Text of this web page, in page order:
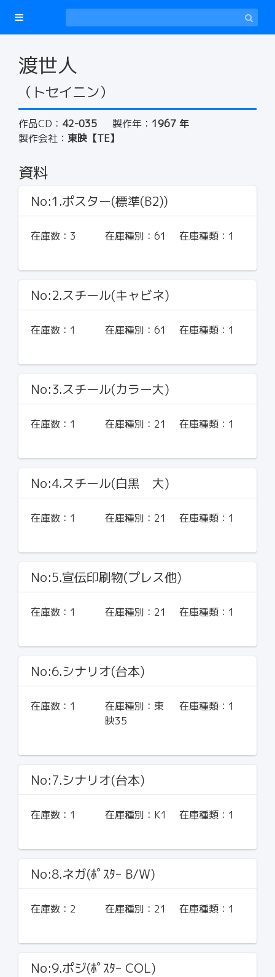
渡世人
（トセイニン）
作品CD： 42-035 製作年： 1967 年
製作会社： 東映【TE】
資料
No:1.ポスター(標準(B2))
在庫数： 3 在庫種別： 61 在庫種類： 1
No:2.スチール(キャビネ)
在庫数： 1 在庫種別： 61 在庫種類： 1
No:3.スチール(カラー大)
在庫数： 1 在庫種別： 21 在庫種類： 1
No:4.スチール(白黒 大)
在庫数： 1 在庫種別： 21 在庫種類： 1
No:5.宣伝印刷物(プレス他)
在庫数： 1 在庫種別： 21 在庫種類： 1
No:6.シナリオ(台本)
在庫数： 1 在庫種別： 東
映35
在庫種類： 1
No:7.シナリオ(台本)
在庫数： 1 在庫種別： K1 在庫種類： 1
No:8.ネガ(ﾎﾟｽﾀｰ B/W)
在庫数： 2 在庫種別： 21 在庫種類： 1
No:9.ポジ(ﾎﾟｽﾀｰ COL)